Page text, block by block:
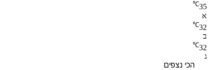
35
℃
א
32
℃
ב
32
℃
ג
הכי נצפים